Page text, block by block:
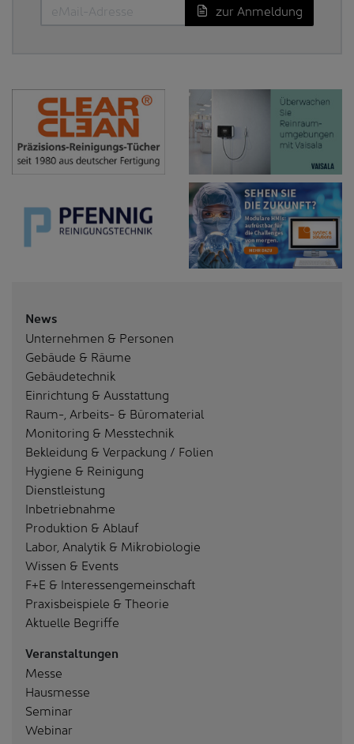
zur Anmeldung
News
Unternehmen & Personen
Gebäude & Räume
Gebäudetechnik
Einrichtung & Ausstattung
Raum-, Arbeits- & Büromaterial
Monitoring & Messtechnik
Bekleidung & Verpackung / Folien
Hygiene & Reinigung
Dienstleistung
Inbetriebnahme
Produktion & Ablauf
Labor, Analytik & Mikrobiologie
Wissen & Events
F+E & Interessengemeinschaft
Praxisbeispiele & Theorie
Aktuelle Begriffe
Veranstaltungen
Messe
Hausmesse
Seminar
Webinar